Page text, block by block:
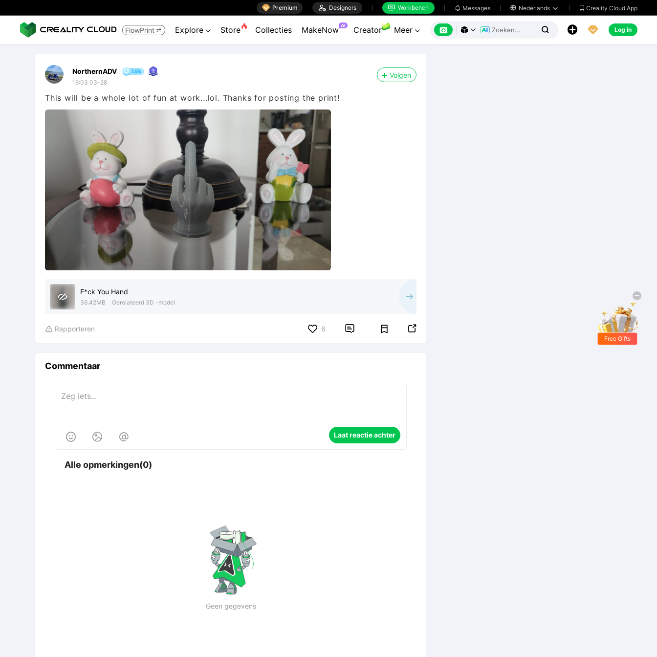
 Premium  Designers  Workbench  Messages  Nederlands   Creality Cloud App
FlowPrint  Explore  Store Collecties MakeNow AI Creator Meer        Log in
NorthernADV
16:03 03-28
Volgen
This will be a whole lot of fun at work...lol. Thanks for posting the print!

F*ck You Hand
36.42MB Gerelateerd 3D -model
 Rapporteren 6  
Commentaar
   Laat reactie achter
Alle opmerkingen(0)
Geen gegevens
Free Gifts